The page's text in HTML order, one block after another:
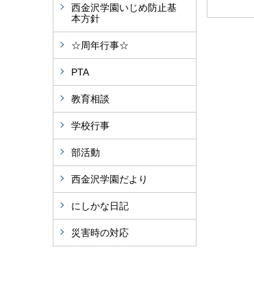
西金沢学園いじめ防止基
本方針
☆周年行事☆
PTA
教育相談
学校行事
部活動
西金沢学園だより
にしかな日記
災害時の対応